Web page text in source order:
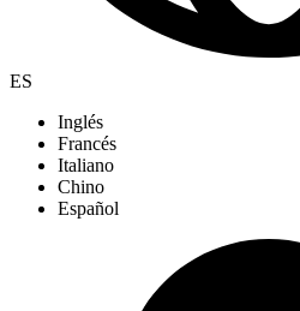
ES
Inglés
Francés
Italiano
Chino
Español